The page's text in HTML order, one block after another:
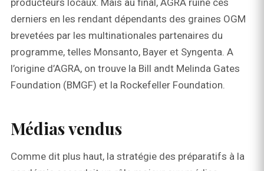
producteurs locaux. Mais au final, AGRA ruine ces
derniers en les rendant dépendants des graines OGM
brevetées par les multinationales partenaires du
programme, telles Monsanto, Bayer et Syngenta. A
l’origine d’AGRA, on trouve la Bill andt Melinda Gates
Foundation (BMGF) et la Rockefeller Foundation.
Médias vendus
Comme dit plus haut, la stratégie des préparatifs à la